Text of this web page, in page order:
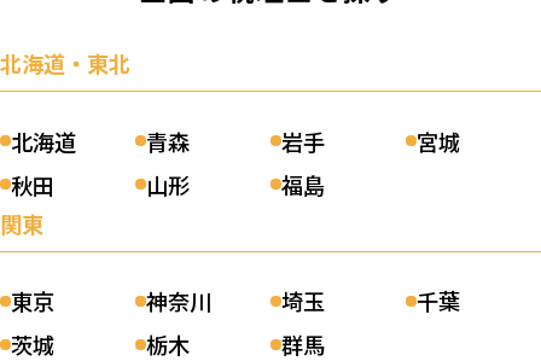
北海道・東北
北海道 青森 岩手
宮城
秋田
山形
福島
関東
東京 神奈川 埼玉
千葉
茨城
栃木
群馬